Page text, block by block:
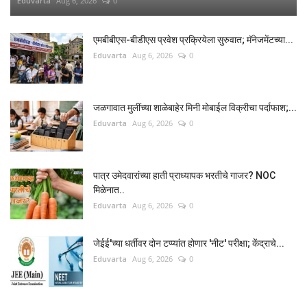
एमबीबीएस-बीडीएस प्रवेश प्रक्रियेला सुरुवात; मॅनेजमेंटच्या...
Eduvarta Aug 6, 2026 0
जळगावात मुलींच्या शाळेबाहेर मिनी मोबाईल विक्रीचा पर्दाफाश;...
Eduvarta Aug 6, 2026 0
पात्र उमेदवारांच्या हाती प्राध्यापक भरतीचे गाजर? NOC
मिळेनात..
Eduvarta Aug 6, 2026 0
जेईई'च्या धर्तीवर दोन टप्प्यांत होणार 'नीट' परीक्षा; केंद्राचे...
Eduvarta Aug 6, 2026 0